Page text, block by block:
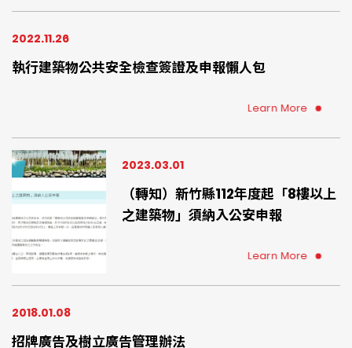
2022.11.26
執行建築物公共安全檢查簽證及申報懶人包
Learn More
2023.03.01
（轉知）新竹縣112年度起「8樓以上
之建築物」須納入公安申報
Learn More
2018.01.08
招牌廣告及樹立廣告管理辦法